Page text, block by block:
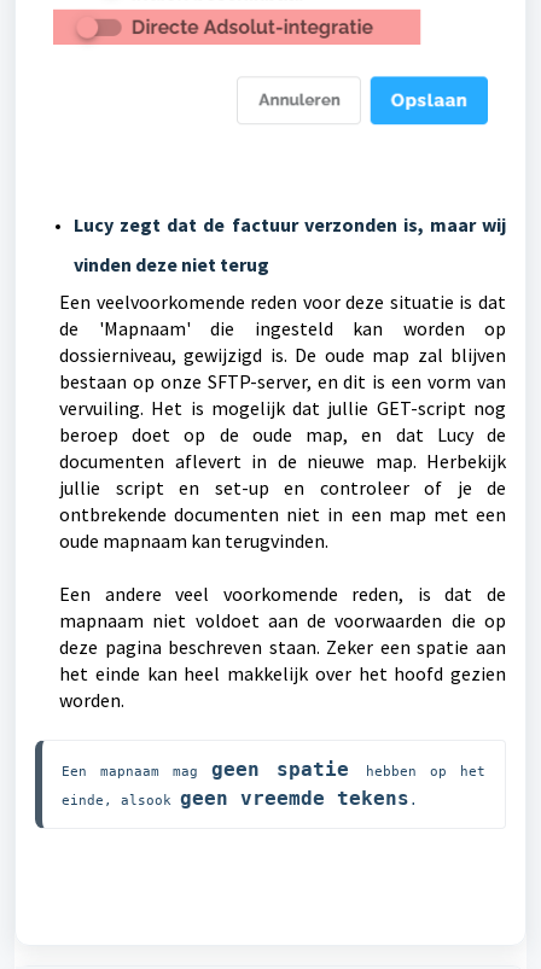
Lucy zegt dat de factuur verzonden is, maar wij
vinden deze niet terug
Een veelvoorkomende reden voor deze situatie is dat
de 'Mapnaam' die ingesteld kan worden op
dossierniveau, gewijzigd is. De oude map zal blijven
bestaan op onze SFTP-server, en dit is een vorm van
vervuiling. Het is mogelijk dat jullie GET-script nog
beroep doet op de oude map, en dat Lucy de
documenten aflevert in de nieuwe map. Herbekijk
jullie script en set-up en controleer of je de
ontbrekende documenten niet in een map met een
oude mapnaam kan terugvinden.
Een andere veel voorkomende reden, is dat de
mapnaam niet voldoet aan de voorwaarden die op
deze pagina beschreven staan. Zeker een spatie aan
het einde kan heel makkelijk over het hoofd gezien
worden.
Een mapnaam mag geen spatie
hebben op het
einde, alsook geen vreemde tekens .